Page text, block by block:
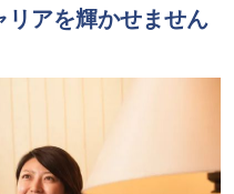
リアを輝かせません